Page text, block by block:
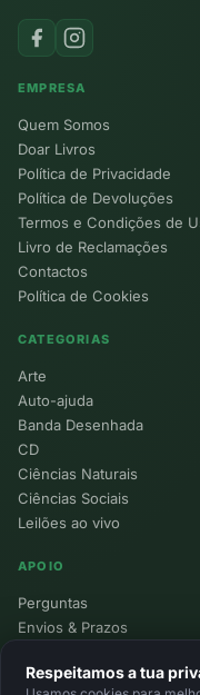
EMPRESA
Quem Somos
Doar Livros
Política de Privacidade
Política de Devoluções
Termos e Condições de
Livro de Reclamações
Contactos
Política de Cookies
CATEGORIAS
Arte
Auto-ajuda
Banda Desenhada
CD
Ciências Naturais
Ciências Sociais
Leilões ao vivo
APOIO
Perguntas
Envios & Prazos
Devoluções
Respeitamos a tua